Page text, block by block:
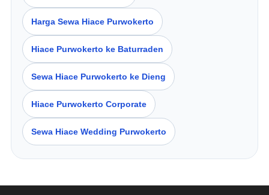
Harga Sewa Hiace Purwokerto
Hiace Purwokerto ke Baturraden
Sewa Hiace Purwokerto ke Dieng
Hiace Purwokerto Corporate
Sewa Hiace Wedding Purwokerto